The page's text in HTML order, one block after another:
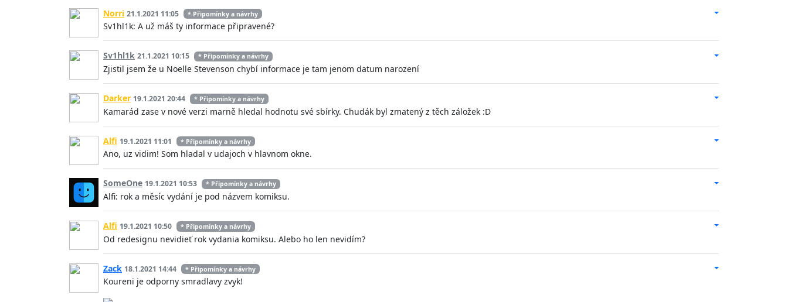
Norri 21.1.2021 11:05 * Připomínky a návrhy
Sv1hl1k: A už máš ty informace připravené?
Sv1hl1k 21.1.2021 10:15 * Připomínky a návrhy
Zjistil jsem že u Noelle Stevenson chybí informace je tam jenom datum narození
Darker 19.1.2021 20:44 * Připomínky a návrhy
Kamarád zase v nové verzi marně hledal hodnotu své sbírky. Chudák byl zmatený z těch záložek :D
Alfi 19.1.2021 11:01 * Připomínky a návrhy
Ano, uz vidim! Som hladal v udajoch v hlavnom okne.
SomeOne 19.1.2021 10:53 * Připomínky a návrhy
Alfi: rok a měsíc vydání je pod názvem komiksu.
Alfi 19.1.2021 10:50 * Připomínky a návrhy
Od redesignu nevidieť rok vydania komiksu. Alebo ho len nevidím?
Zack 18.1.2021 14:44 * Připomínky a návrhy
Koureni je odporny smradlavy zvyk!